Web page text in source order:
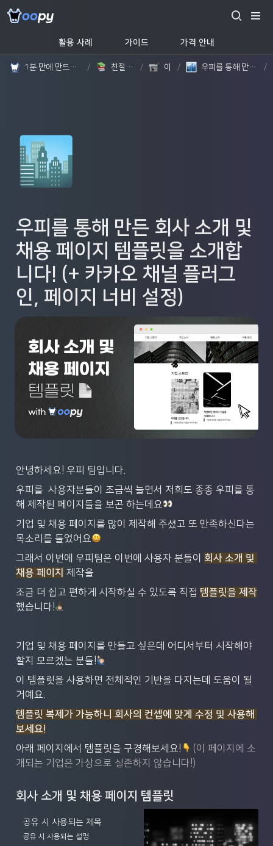
활용 사례 가이드 가격 안내
1분 만에 만드는 노션 웹사이트, 우피! / 친절한 가이드 / 이야기/ 우피를 통해 만든 회사 소개 및 채용 페이지 템플릿을 소개합니다! (+ 카카오 채널 플러그인, 페이지 너비 설정) /
🏙️
우피를 통해 만든 회사 소개 및
채용 페이지 템플릿을 소개합
니다! (+ 카카오 채널 플러그
인, 페이지 너비 설정)
안녕하세요! 우피 팀입니다.
우피를  사용자분들이 조금씩 늘면서 저희도 종종 우피를 통
해 제작된 페이지들을 보곤 하는데요
기업 및 채용 페이지를 많이 제작해 주셨고 또 만족하신다는
목소리를 들었어요
그래서 이번에 우피팀은 이번에 사용자 분들이 회사 소개 및
채용 페이지 제작을
조금 더 쉽고 편하게 시작하실 수 있도록 직접 템플릿을 제작
했습니다!
기업 및 채용 페이지를 만들고 싶은데 어디서부터 시작해야
할지 모르겠는 분들!
이 템플릿을 사용하면 전체적인 기반을 다지는데 도움이 될
거예요.
템플릿 복제가 가능하니 회사의 컨셉에 맞게 수정 및 사용해
보세요!
아래 페이지에서 템플릿을 구경해보세요!
(이 페이지에 소
개되는 기업은 가상으로 실존하지 않습니다!)
회사 소개 및 채용 페이지 템플릿
공유 시 사용되는 제목
공유 시 사용되는 설명